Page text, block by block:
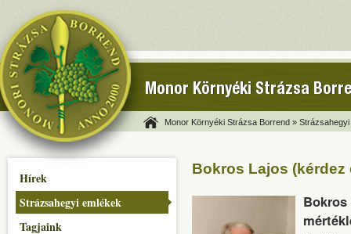
Monor Környéki Strázsa
Monor Környéki Strázsa Borrend »
Hírek
Strázsahegyi emlékek
Tagjaink
Bokros Lajos